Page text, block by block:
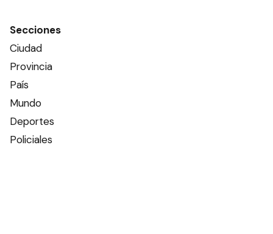
Secciones
Ciudad
Provincia
País
Mundo
Deportes
Policiales